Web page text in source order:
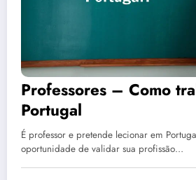
Professores – Como
Portugal
É professor e pretende lecionar em
oportunidade de validar sua profissão…